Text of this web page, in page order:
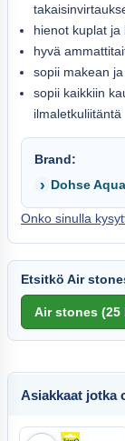
hienot kuplat ja
hyvä
sopii makean
sopii kaikkiin
ilmaletkuliitäntä
Brand:
Dohse
Onko sinulla
Etsitkö Air
Asiakkaat jotka